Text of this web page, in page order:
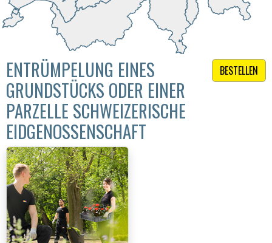
BESTELLEN
ENTRÜMPELUNG EINES
GRUNDSTÜCKS ODER EINER
PARZELLE SCHWEIZERISCHE
EIDGENOSSENSCHAFT